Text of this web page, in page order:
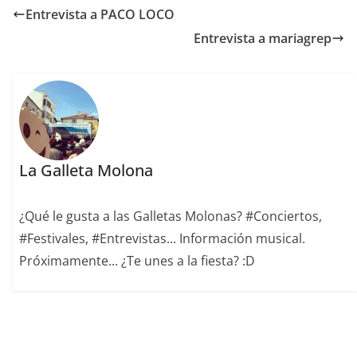
Entrevista a PACO LOCO
Entrevista a mariagrep
La Galleta Molona
¿Qué le gusta a las Galletas Molonas? #Conciertos,
#Festivales, #Entrevistas... Información musical.
Próximamente... ¿Te unes a la fiesta? :D